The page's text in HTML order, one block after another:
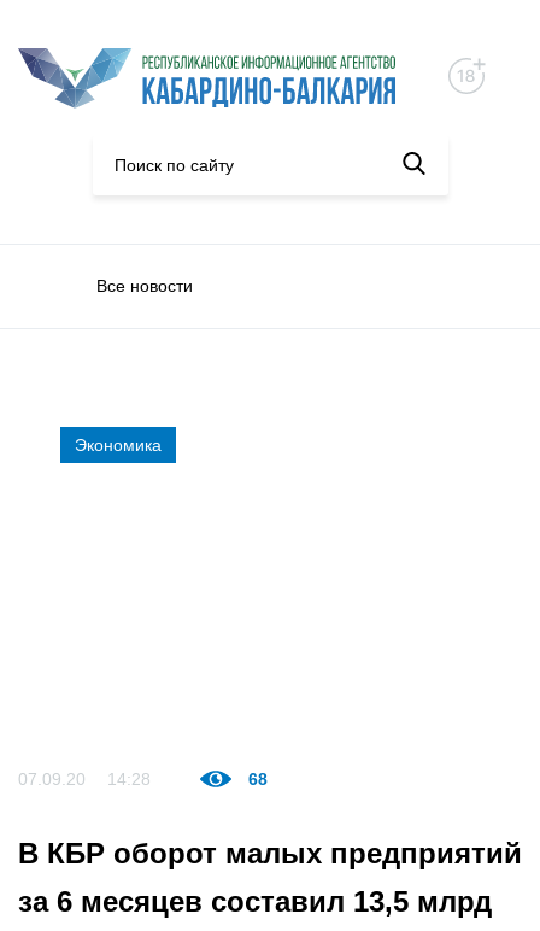
Все новости
Экономика
07.09.20 14:28 68
В КБР оборот малых предприятий
за 6 месяцев составил 13,5 млрд